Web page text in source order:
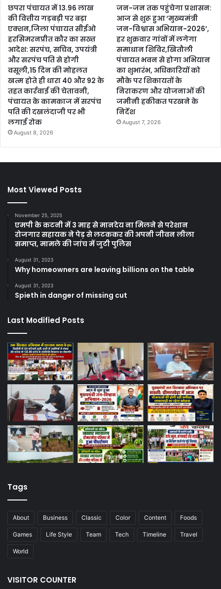
छपरा पंचायत में 13.96 लाख
की वित्तीय गड़बड़ी पर बड़ा
एक्शन,जिला पंचायत सीईओ
हरसिमरनप्रीत कौर का सख्त
आदेश: सरपंच, सचिव, उपयंत्री
और सरपंच पति से होगी
वसूली,15 दिन की मोहलत
खत्म होते ही धारा 40 और 92 के
तहत कार्रवाई की चेतावनी,
पंचायत के कामकाज में सरपंच
पति की दखलंदाजी पर भी
लगाई रोक
August 8, 2026
जन-जन तक पहुंचेगा प्रशासन:
आज से शुरू हुआ ‘मुख्यमंत्री
जन-विश्वास अभियान-2026’,
हर शुक्रवार गांवों में लगेगा
समाधान शिविर,खितौली
पंचायत भवन से होगा अभियान
का शुभारंभ, अधिकारियों को
मौके पर शिकायतों के
निराकरण और योजनाओं की
जमीनी हकीकत परखने के
निर्देश
August 7, 2026
Most Viewed Posts
November 25, 2025
एमपी के कटनी में 3 माह से मानदेय ना मिलने से परेशान
रोजगार सहायक ने पेड़ से लटककर की अपनी जीवन लीला
समाप्त, मामले की जांच में जुटी पुलिस
August 31, 2023
Why homeowners are leaving billions on the table
August 31, 2023
Spieth in danger of missing cut
Last Modified Posts
Tags
About Business Classic Color Content Foods
Games Life Style Team Tech Timeline Travel
World
VISITOR COUNTER